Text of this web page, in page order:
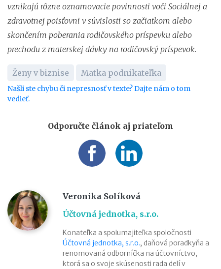
vznikajú rôzne oznamovacie povinnosti voči Sociálnej a
zdravotnej poisťovni v súvislosti so začiatkom alebo
skončením poberania rodičovského príspevku alebo
prechodu z materskej dávky na rodičovský príspevok.
Ženy v biznise Matka podnikateľka
Našli ste chybu či nepresnosť v texte? Dajte nám o tom
vedieť.
Odporučte článok aj priateľom
Veronika Solíková
Účtovná jednotka, s.r.o.
Konateľka a spolumajiteľka spoločnosti
Účtovná jednotka, s.r.o., daňová poradkyňa a
renomovaná odborníčka na účtovníctvo,
ktorá sa o svoje skúsenosti rada delí v